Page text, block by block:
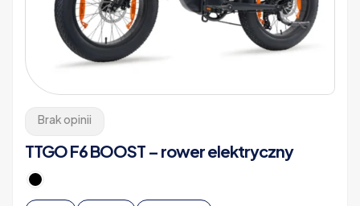
Brak opinii
TTGO F6 BOOST – rower elektryczny